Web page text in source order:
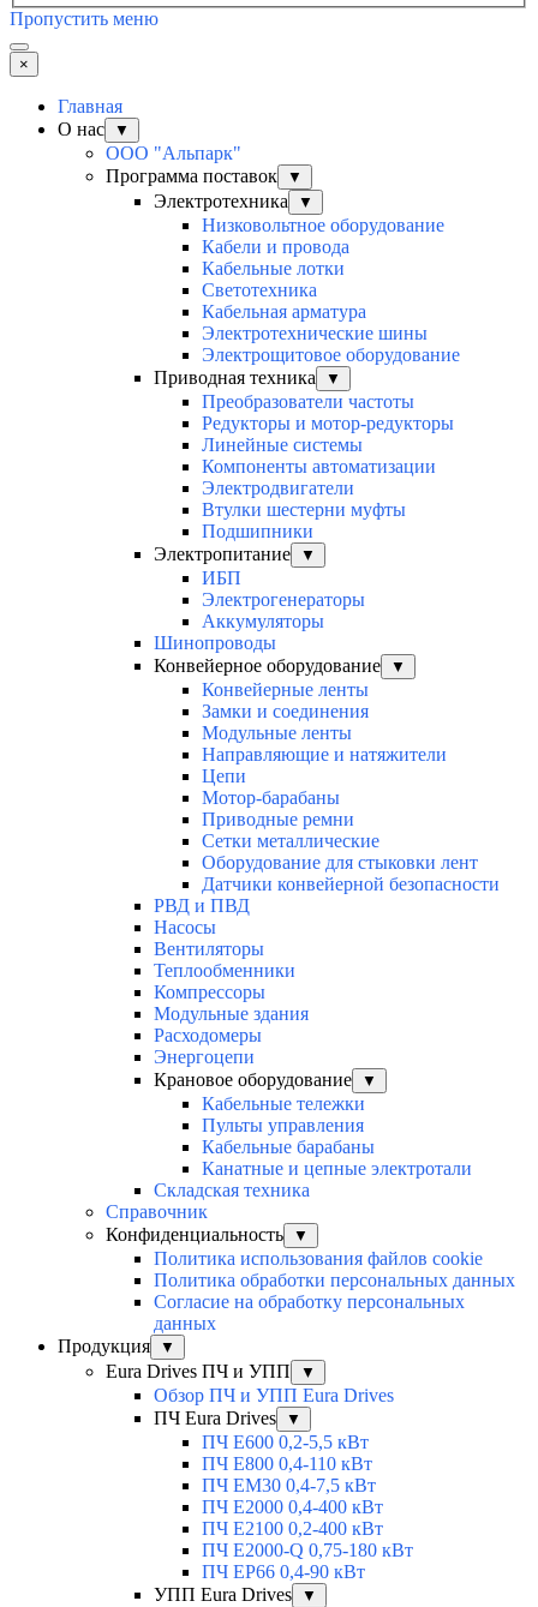
Пропустить меню
×
Главная
О нас
▼
ООО "Альпарк"
Программа поставок
▼
Электротехника ▼
Низковольтное оборудование
Кабели и провода
Кабельные лотки
Светотехника
Кабельная арматура
Электротехнические шины
Электрощитовое оборудование
Приводная техника
▼
Преобразователи частоты
Редукторы и мотор-редукторы
Линейные системы
Компоненты автоматизации
Электродвигатели
Втулки шестерни муфты
Подшипники
Электропитание
▼
ИБП
Электрогенераторы
Аккумуляторы
Шинопроводы
Конвейерное оборудование
▼
Конвейерные ленты
Замки и соединения
Модульные ленты
Направляющие и натяжители
Цепи
Мотор-барабаны
Приводные ремни
Сетки металлические
Оборудование для стыковки лент
Датчики конвейерной безопасности
РВД и ПВД
Насосы
Вентиляторы
Теплообменники
Компрессоры
Модульные здания
Расходомеры
Энергоцепи
Крановое оборудование
▼
Кабельные тележки
Пульты управления
Кабельные барабаны
Канатные и цепные электротали
Складская техника
Справочник
Конфиденциальность
▼
Политика использования файлов cookie
Политика обработки персональных данных
Согласие на обработку персональных
данных
Продукция
▼
Eura Drives ПЧ и УПП ▼
Обзор ПЧ и УПП Eura Drives
ПЧ Eura Drives
▼
ПЧ E600 0,2-5,5 кВт
ПЧ E800 0,4-110 кВт
ПЧ EM30 0,4-7,5 кВт
ПЧ E2000 0,4-400 кВт
ПЧ E2100 0,2-400 кВт
ПЧ E2000-Q 0,75-180 кВт
ПЧ EP66 0,4-90 кВт
УПП Eura Drives
▼